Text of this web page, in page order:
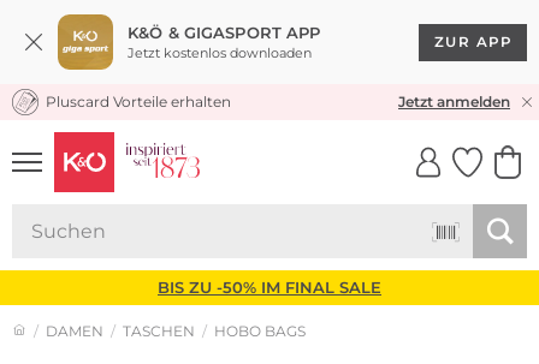
K&Ö & GIGASPORT APP
Jetzt kostenlos downloaden
ZUR APP
KOSTENLOSER VERSAND* & RÜCKVERSAND
Pluscard Vorteile erhalten Jetzt anmelden
UNSERE APP
CLICK &
BIS ZU -50% IM FINAL SALE
DAMEN TASCHEN HOBO BAGS